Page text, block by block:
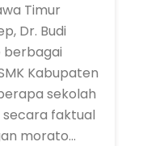
Timur
Dr. Budi
berbagai
Kabupaten
sekolah
faktual
morato...